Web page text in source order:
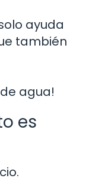
ayuda
también
agua!
es